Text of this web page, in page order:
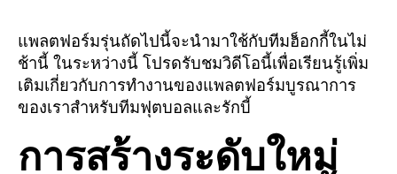
แพลตฟอร์มรุ่นถัดไปนี้จะนำมาใช้กับทีมฮ็อกกี้ในไม่
ช้านี้ ในระหว่างนี้ โปรดรับชมวิดีโอนี้เพื่อเรียนรู้เพิ่ม
เติมเกี่ยวกับการทำงานของแพลตฟอร์มบูรณาการ
ของเราสำหรับทีมฟุตบอลและรักบี้
การสร้างระดับใหม่